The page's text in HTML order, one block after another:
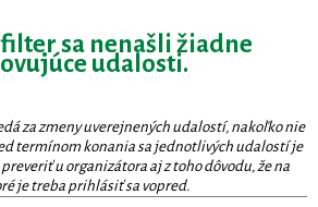
sa nenašli žiadne
udalosti.
za zmeny uverejnených udalostí, nakoľko nie
termínom konania sa jednotlivých udalostí je
u organizátora aj z toho dôvodu, že na
je treba prihlásiť sa vopred.